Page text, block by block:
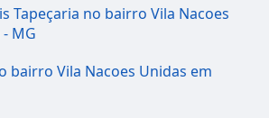
Tapeçaria no bairro Vila Nacoes
MG
bairro Vila Nacoes Unidas em